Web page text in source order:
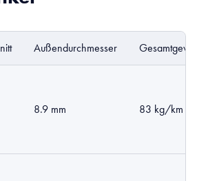
Außendurchmesser
8.9 mm 83 kg/km